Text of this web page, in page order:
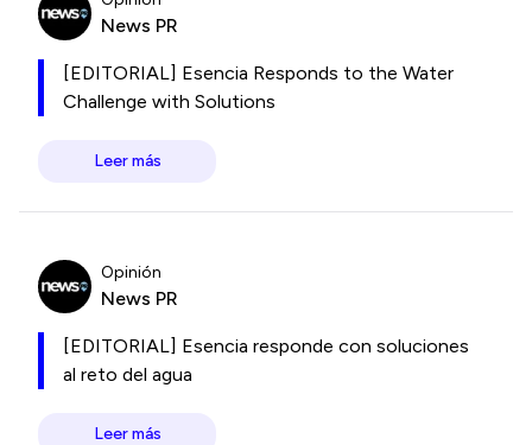
News PR
[EDITORIAL] Esencia Responds to the Water
Challenge with Solutions
Leer más
Opinión
News PR
[EDITORIAL] Esencia responde con soluciones
al reto del agua
Leer más